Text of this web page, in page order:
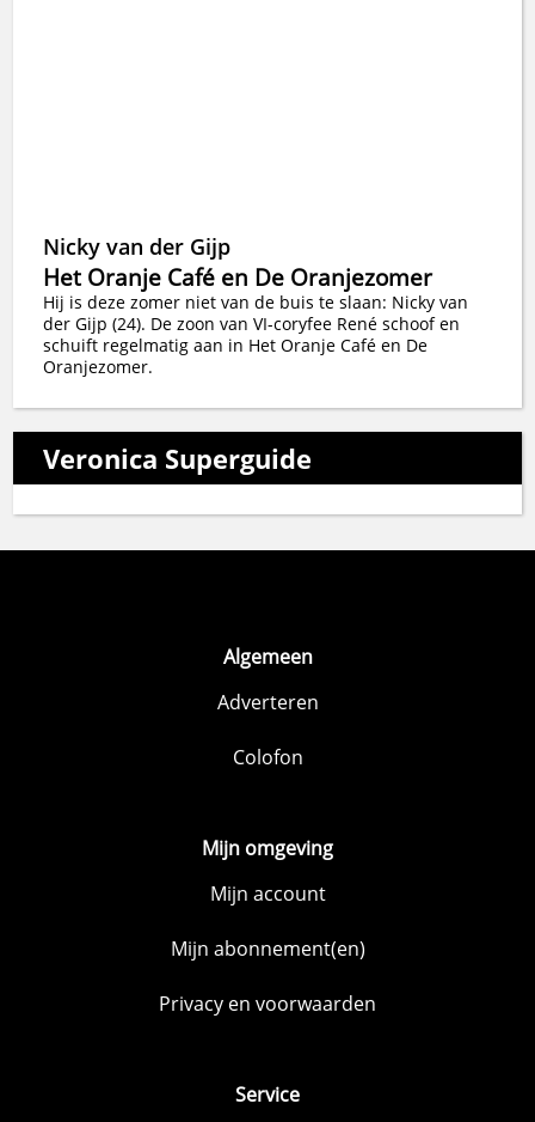
Nicky van der Gijp
Het Oranje Café en De Oranjezomer
Hij is deze zomer niet van de buis te slaan: Nicky van
der Gijp (24). De zoon van VI-coryfee René schoof en
schuift regelmatig aan in Het Oranje Café en De
Oranjezomer.
Veronica Superguide
Algemeen
Adverteren
Colofon
Mijn omgeving
Mijn account
Mijn abonnement(en)
Privacy en voorwaarden
Service